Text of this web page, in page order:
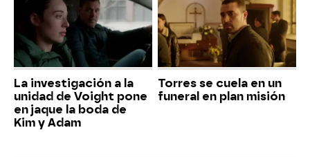
La investigación a la
unidad de Voight pone
en jaque la boda de
Kim y Adam
Torres se cuela en un
funeral en plan misión